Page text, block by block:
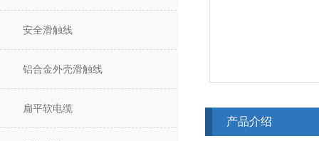
安全滑触线
铝合金外壳滑触线
扁平软电缆
产品介绍